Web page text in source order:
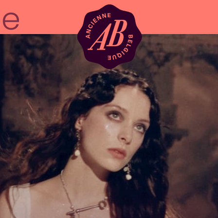
Zaalhuur
BRDCST
ABtv
Concertcheque